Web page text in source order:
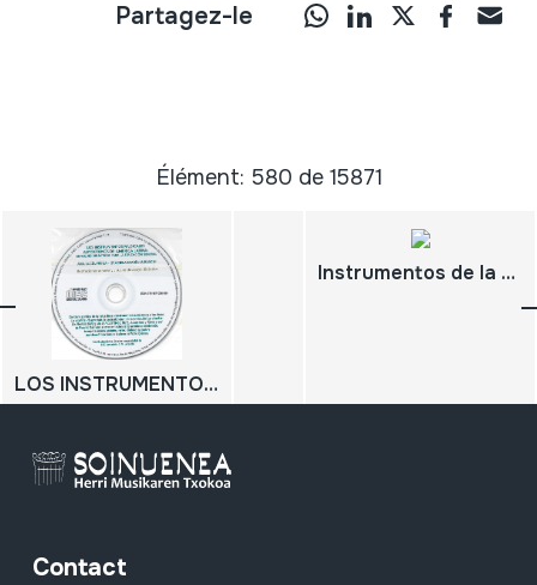
Partagez-le
Élément: 580 de 15871
LOS INSTRUMENTOS MUSICALES AUTOCTONOS DE AMERICA LATINA. Enfoques didácticos para la educación general. Ilustraciones sonoras y visuales de apoyo didáctico;
Instrumentos de la tradición musical en Extremadura
Contact